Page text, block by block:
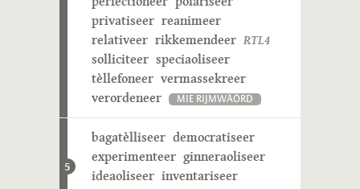
privatiseer reanimeer
relativeer rikkemendeer RTL4
solliciteer speciaoliseer
tèllefoneer vermassekreer
verordeneer
MIE RIJMWÄÖRD
5
bagatèlliseer democratiseer
experimenteer ginneraoliseer
ideaoliseer inventariseer